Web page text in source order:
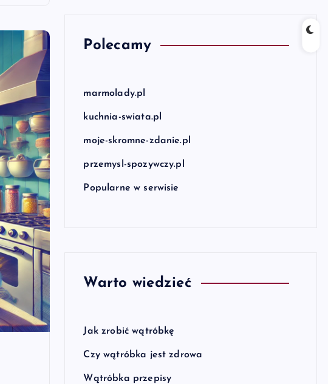
Polecamy
marmolady.pl
kuchnia-swiata.pl
moje-skromne-zdanie.pl
przemysl-spozywczy.pl
Popularne w serwisie
Warto wiedzieć
Jak zrobić wątróbkę
Czy wątróbka jest zdrowa
Wątróbka przepisy